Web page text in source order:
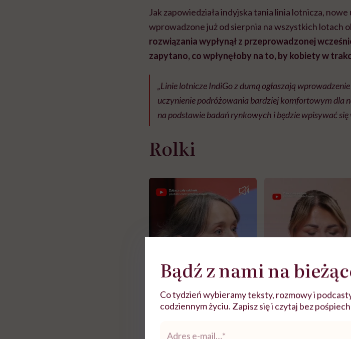
Jak zapowiedziała indyjska tania linia lotnicza,
wprowadzone już od sierpnia na wszystkich lotach
rozwiązania wypłynął z przeprowadzonej
zapytano, co wpłynęłoby na to, by kobiety w
„Linie lotnicze IndiGo z dumą ogłaszają
uczynienie podróżowania bardziej komfortowym dla
na podstawie badań rynkowych i będzie wpisywać
Rolki
Bądź z nami na
Co tydzień wybieramy teksty, rozmowy i
codziennym życiu. Zapisz się i czytaj bez